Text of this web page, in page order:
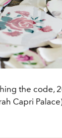
the code,
Capri